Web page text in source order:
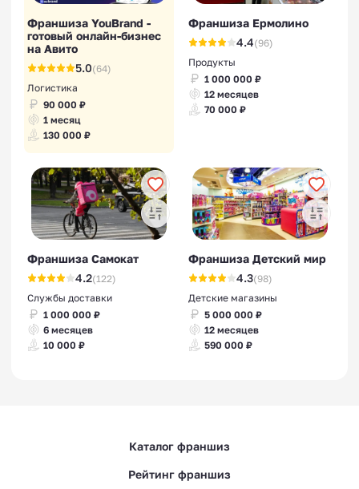
Франшиза YouBrand -
готовый онлайн-бизнес
на Авито
5.0(64)
Логистика
90 000 ₽
1 месяц
130 000 ₽
Франшиза Ермолино
4.4(96)
Продукты
1 000 000 ₽
12 месяцев
70 000 ₽
Франшиза Самокат
4.2(122)
Службы доставки
1 000 000 ₽
6 месяцев
10 000 ₽
Франшиза Детский мир
4.3(98)
Детские магазины
5 000 000 ₽
12 месяцев
590 000 ₽
Каталог франшиз
Рейтинг франшиз